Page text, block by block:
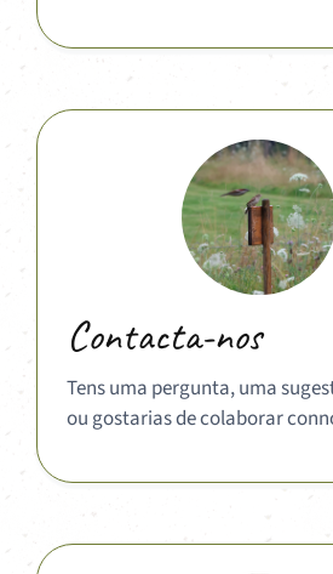
Contacta-nos
Tens uma pergunta, uma
ou gostarias de colaborar